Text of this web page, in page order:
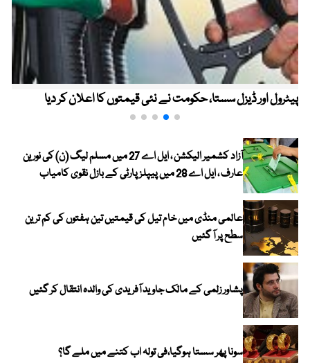
پیٹرول اور ڈیزل سستا، حکومت نے نئی قیمتوں کا اعلان کر دیا
آزاد کشمیر الیکشن ، ایل اے 27 میں مسلم لیگ (ن) کی نورین
عارف ، ایل اے 28 میں پیپلز پارٹی کے بازل نقوی کامیاب
عالمی منڈی میں خام تیل کی قیمتیں تین ہفتوں کی کم ترین
سطح پر آ گئیں
پشاور زلمی کے مالک جاوید آفریدی کی والدہ انتقال کر گئیں
سونا پھر سستا ہوگیا،فی تولہ اب کتنے میں ملے گا؟